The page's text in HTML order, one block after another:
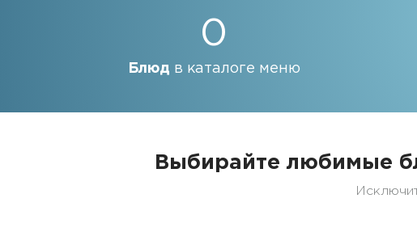
0
Блюд в каталоге меню
Выбирайте любимые